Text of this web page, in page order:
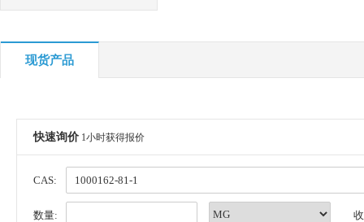
现货产品
快速询价 1小时获得报价
CAS:
数量: